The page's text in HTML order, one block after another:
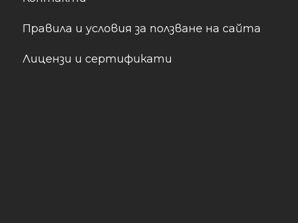
Правила и условия за ползване на сайта
Лицензи и сертификати